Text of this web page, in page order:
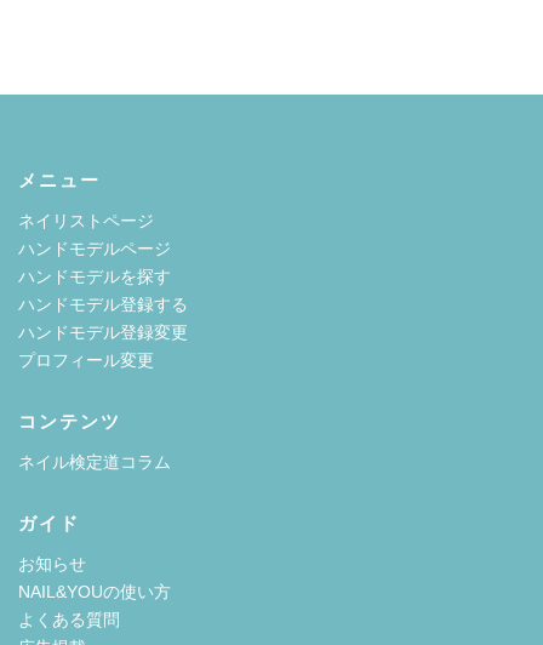
メニュー
ネイリストページ
ハンドモデルページ
ハンドモデルを探す
ハンドモデル登録する
ハンドモデル登録変更
プロフィール変更
コンテンツ
ネイル検定道コラム
ガイド
お知らせ
NAIL&YOUの使い方
よくある質問